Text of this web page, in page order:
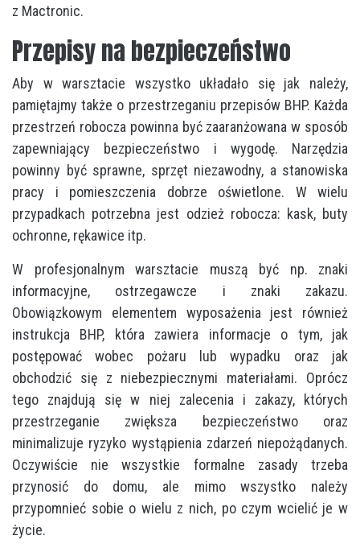
z Mactronic.
Przepisy na bezpieczeństwo
Aby w warsztacie wszystko układało się jak należy,
pamiętajmy także o przestrzeganiu przepisów BHP. Każda
przestrzeń robocza powinna być zaaranżowana w sposób
zapewniający bezpieczeństwo i wygodę. Narzędzia
powinny być sprawne, sprzęt niezawodny, a stanowiska
pracy i pomieszczenia dobrze oświetlone. W wielu
przypadkach potrzebna jest odzież robocza: kask, buty
ochronne, rękawice itp.
W profesjonalnym warsztacie muszą być np. znaki
informacyjne, ostrzegawcze i znaki zakazu.
Obowiązkowym elementem wyposażenia jest również
instrukcja BHP, która zawiera informacje o tym, jak
postępować wobec pożaru lub wypadku oraz jak
obchodzić się z niebezpiecznymi materiałami. Oprócz
tego znajdują się w niej zalecenia i zakazy, których
przestrzeganie zwiększa bezpieczeństwo oraz
minimalizuje ryzyko wystąpienia zdarzeń niepożądanych.
Oczywiście nie wszystkie formalne zasady trzeba
przynosić do domu, ale mimo wszystko należy
przypomnieć sobie o wielu z nich, po czym wcielić je w
życie.